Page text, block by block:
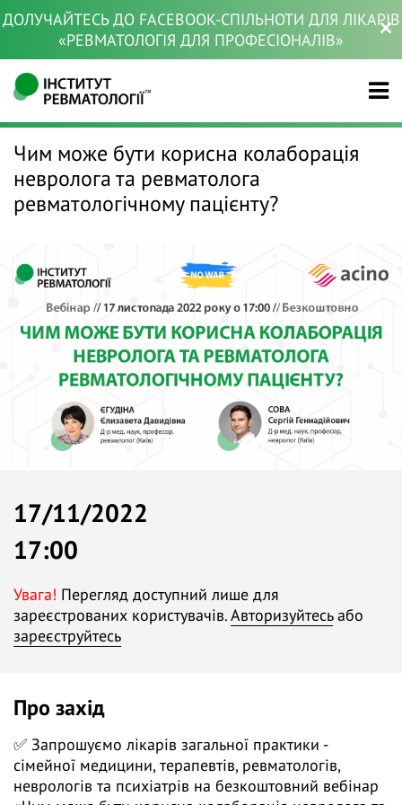
ДОЛУЧАЙТЕСЬ ДО FACEBOOK-СПІЛЬНОТИ ДЛЯ ЛІКАРІВ
«РЕВМАТОЛОГІЯ ДЛЯ ПРОФЕСІОНАЛІВ»
Чим може бути корисна колаборація
невролога та ревматолога
ревматологічному пацієнту?
17/11/2022
17:00
Увага! Перегляд доступний лише для
зареєстрованих користувачів.Авторизуйтесьабо
зареєструйтесь
Про захід
✅ Запрошуємо лікарів загальної практики -
сімейної медицини, терапевтів, ревматологів,
неврологів та психіатрів на безкоштовний вебінар